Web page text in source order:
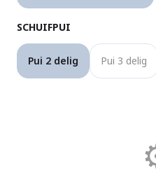
SCHUIFPUI
Pui 2 delig Pui 3 delig